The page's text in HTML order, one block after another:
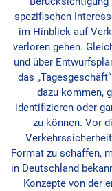
spezifischen
im Hinblick auf
verloren gehen.
und über
das
dazu kommen,
identifizieren oder
zu können. Vor
Format zu schaffen,
in Deutschland
Konzepte von der